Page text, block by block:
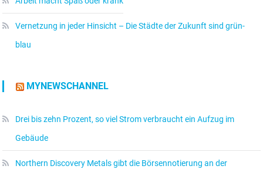
Vernetzung in jeder Hinsicht – Die Städte der Zukunft sind grün-
blau
MYNEWSCHANNEL
Drei bis zehn Prozent, so viel Strom verbraucht ein Aufzug im
Gebäude
Northern Discovery Metals gibt die Börsennotierung an der